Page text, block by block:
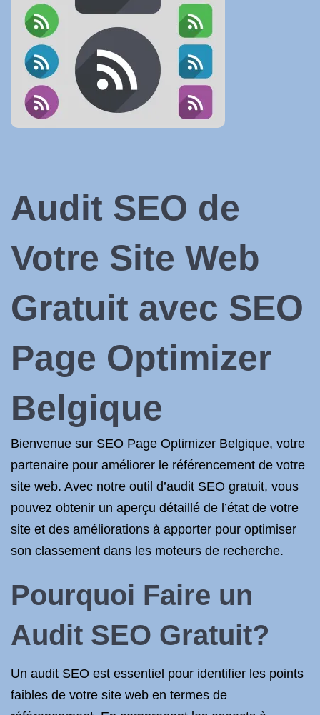
Audit SEO de
Votre Site Web
Gratuit avec SEO
Page Optimizer
Belgique
Bienvenue sur SEO Page Optimizer Belgique, votre
partenaire pour améliorer le référencement de votre
site web. Avec notre outil d’audit SEO gratuit, vous
pouvez obtenir un aperçu détaillé de l’état de votre
site et des améliorations à apporter pour optimiser
son classement dans les moteurs de recherche.
Pourquoi Faire un
Audit SEO Gratuit?
Un audit SEO est essentiel pour identifier les points
faibles de votre site web en termes de